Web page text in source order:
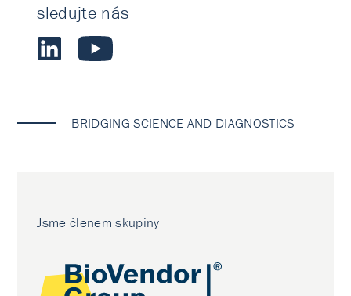
sledujte nás
BRIDGING SCIENCE AND DIAGNOSTICS
Jsme členem skupiny